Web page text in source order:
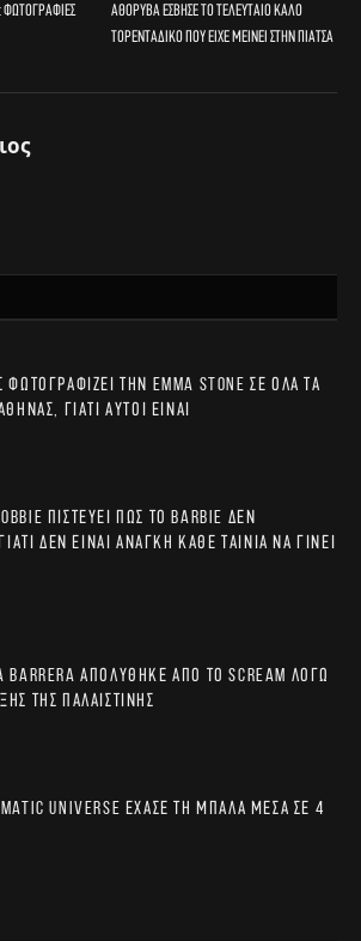
Φωτογραφίες
Αθόρυβα έσβησε το τελευταίο καλό
τορεντάδικο που είχε μείνει στην πιάτσα
την Emma Stone σε όλα τα
γιατί αυτοί είναι
πιστεύει πως το Barbie δεν
δεν είναι ανάγκη κάθε ταινία να γίνει
Barrera απολύθηκε από το Scream λόγω
της Παλαιστίνης
Universe έχασε τη μπάλα μέσα σε 4